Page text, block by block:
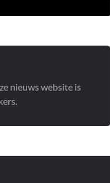
nieuws website is